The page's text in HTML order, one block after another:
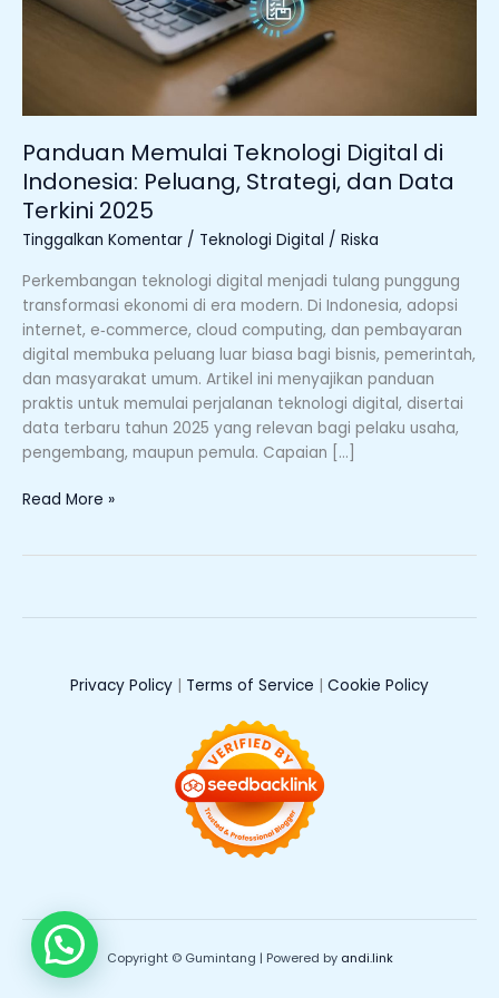
Panduan Memulai Teknologi Digital di
Indonesia: Peluang, Strategi, dan Data
Terkini 2025
Tinggalkan Komentar / Teknologi Digital / Riska
Perkembangan teknologi digital menjadi tulang punggung
transformasi ekonomi di era modern. Di Indonesia, adopsi
internet, e‑commerce, cloud computing, dan pembayaran
digital membuka peluang luar biasa bagi bisnis, pemerintah,
dan masyarakat umum. Artikel ini menyajikan panduan
praktis untuk memulai perjalanan teknologi digital, disertai
data terbaru tahun 2025 yang relevan bagi pelaku usaha,
pengembang, maupun pemula. Capaian […]
Read More »
Privacy Policy | Terms of Service | Cookie Policy
Copyright © Gumintang | Powered by andi.link